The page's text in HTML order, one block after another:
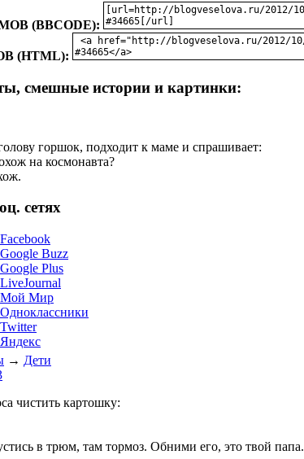
(BBCODE):
(HTML):
смешные истории и картинки:
горшок, подходит к маме и спрашивает:
на космонавта?
сетях
→ Дети
чистить картошку:
в трюм, там тормоз. Обними его, это твой папа.